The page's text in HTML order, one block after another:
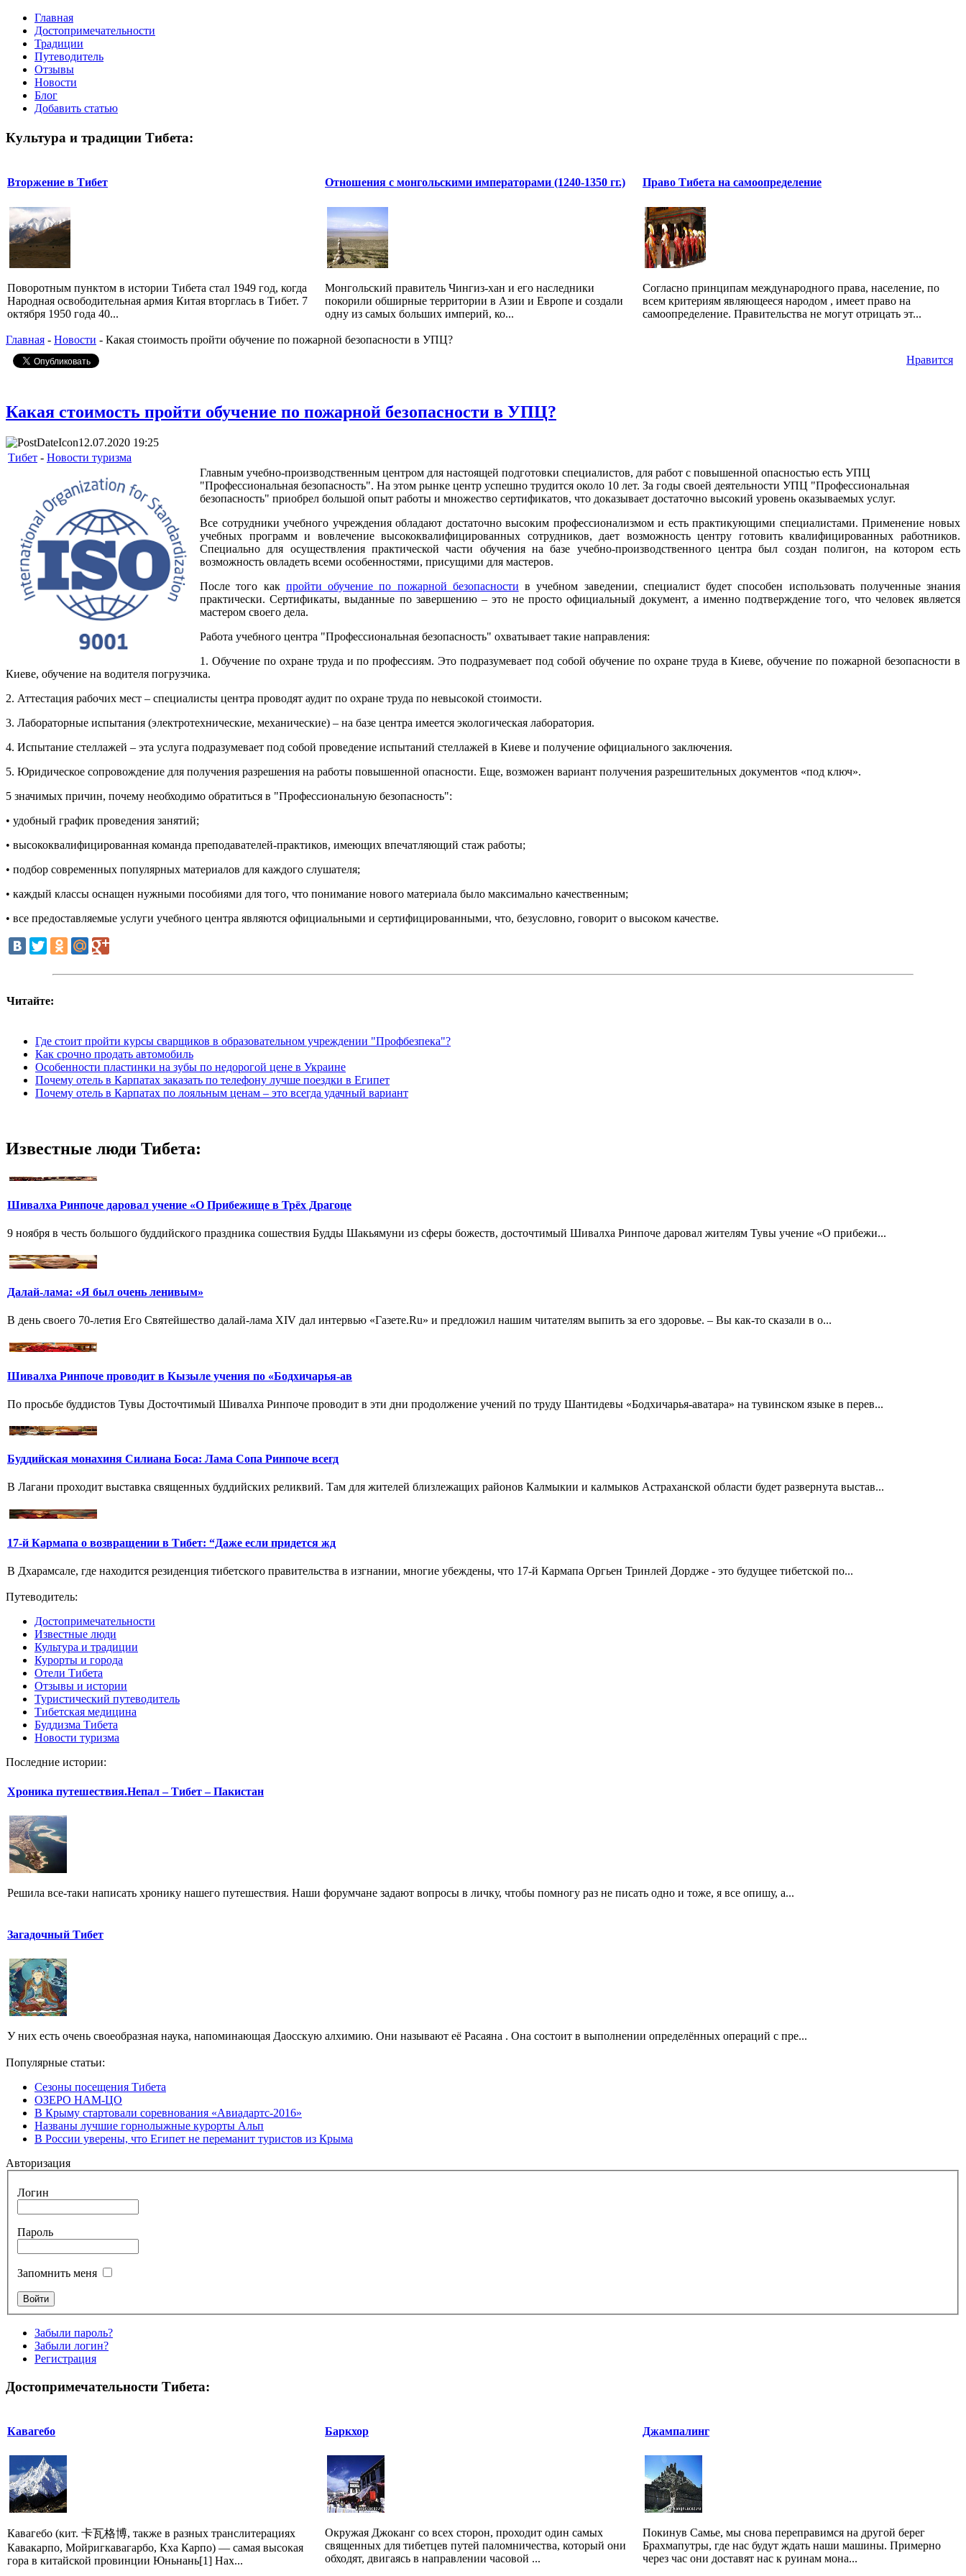
Главная
Достопримечательности
Традиции
Путеводитель
Отзывы
Новости
Блог
Добавить статью
Культура и традиции Тибета:
Вторжение в Тибет
Поворотным пунктом в истории Тибета стал 1949 год, когда
Народная освободительная армия Китая вторглась в Тибет. 7
октября 1950 года 40...
Отношения с монгольскими императорами (1240-1350 гг.)
Монгольский правитель Чингиз-хан и его наследники
покорили обширные территории в Азии и Европе и создали
одну из самых больших империй, ко...
Право Тибета на самоопределение
Согласно принципам международного права, население, по
всем критериям являющееся народом , имеет право на
самоопределение. Правительства не могут отрицать эт...
Главная - Новости - Какая стоимость пройти обучение по пожарной безопасности в УПЦ?
Нравится
Какая стоимость пройти обучение по пожарной безопасности в УПЦ?
12.07.2020 19:25
Тибет - Новости туризма
Главным учебно-производственным центром для настоящей подготовки специалистов, для работ с повышенной опасностью есть УПЦ
"Профессиональная безопасность". На этом рынке центр успешно трудится около 10 лет. За годы своей деятельности УПЦ "Профессиональная
безопасность" приобрел большой опыт работы и множество сертификатов, что доказывает достаточно высокий уровень оказываемых услуг.
Все сотрудники учебного учреждения обладают достаточно высоким профессионализмом и есть практикующими специалистами. Применение новых
учебных программ и вовлечение высококвалифицированных сотрудников, дает возможность центру готовить квалифицированных работников.
Специально для осуществления практической части обучения на базе учебно-производственного центра был создан полигон, на котором есть
возможность овладеть всеми особенностями, присущими для мастеров.
После того как пройти обучение по пожарной безопасности в учебном заведении, специалист будет способен использовать полученные знания
практически. Сертификаты, выданные по завершению – это не просто официальный документ, а именно подтверждение того, что человек является
мастером своего дела.
Работа учебного центра "Профессиональная безопасность" охватывает такие направления:
1. Обучение по охране труда и по профессиям. Это подразумевает под собой обучение по охране труда в Киеве, обучение по пожарной безопасности в
Киеве, обучение на водителя погрузчика.
2. Аттестация рабочих мест – специалисты центра проводят аудит по охране труда по невысокой стоимости.
3. Лабораторные испытания (электротехнические, механические) – на базе центра имеется экологическая лаборатория.
4. Испытание стеллажей – эта услуга подразумевает под собой проведение испытаний стеллажей в Киеве и получение официального заключения.
5. Юридическое сопровождение для получения разрешения на работы повышенной опасности. Еще, возможен вариант получения разрешительных документов «под ключ».
5 значимых причин, почему необходимо обратиться в "Профессиональную безопасность":
• удобный график проведения занятий;
• высококвалифицированная команда преподавателей-практиков, имеющих впечатляющий стаж работы;
• подбор современных популярных материалов для каждого слушателя;
• каждый классы оснащен нужными пособиями для того, что понимание нового материала было максимально качественным;
• все предоставляемые услуги учебного центра являются официальными и сертифицированными, что, безусловно, говорит о высоком качестве.
Читайте:
Где стоит пройти курсы сварщиков в образовательном учреждении "Профбезпека"?
Как срочно продать автомобиль
Особенности пластинки на зубы по недорогой цене в Украине
Почему отель в Карпатах заказать по телефону лучше поездки в Египет
Почему отель в Карпатах по лояльным ценам – это всегда удачный вариант
Известные люди Тибета:
Шивалха Ринпоче даровал учение «О Прибежище в Трёх Драгоце
9 ноября в честь большого буддийского праздника сошествия Будды Шакьямуни из сферы божеств, досточтимый Шивалха Ринпоче даровал жителям Тувы учение «О прибежи...
Далай-лама: «Я был очень ленивым»
В день своего 70-летия Его Святейшество далай-лама XIV дал интервью «Газете.Ru» и предложил нашим читателям выпить за его здоровье. – Вы как-то сказали в о...
Шивалха Ринпоче проводит в Кызыле учения по «Бодхичарья-ав
По просьбе буддистов Тувы Досточтимый Шивалха Ринпоче проводит в эти дни продолжение учений по труду Шантидевы «Бодхичарья-аватара» на тувинском языке в перев...
Буддийская монахиня Силиана Боса: Лама Сопа Ринпоче всегд
В Лагани проходит выставка священных буддийских реликвий. Там для жителей близлежащих районов Калмыкии и калмыков Астраханской области будет развернута выстав...
17-й Кармапа о возвращении в Тибет: “Даже если придется жд
В Дхарамсале, где находится резиденция тибетского правительства в изгнании, многие убеждены, что 17-й Кармапа Оргьен Тринлей Дордже - это будущее тибетской по...
Путеводитель:
Достопримечательности
Известные люди
Культура и традиции
Курорты и города
Отели Тибета
Отзывы и истории
Туристический путеводитель
Тибетская медицина
Буддизма Тибета
Новости туризма
Последние истории:
Хроника путешествия.Непал – Тибет – Пакистан
Решила все-таки написать хронику нашего путешествия. Наши форумчане задают вопросы в личку, чтобы помногу раз не писать одно и тоже, я все опишу, а...
Загадочный Тибет
У них есть очень своеобразная наука, напоминающая Даосскую алхимию. Они называют её Расаяна . Она состоит в выполнении определённых операций с пре...
Популярные статьи:
Сезоны посещения Тибета
ОЗЕРО НАМ-ЦО
В Крыму стартовали соревнования «Авиадартс-2016»
Названы лучшие горнолыжные курорты Альп
В России уверены, что Египет не переманит туристов из Крыма
Авторизация
Логин
Пароль
Запомнить меня
Забыли пароль?
Забыли логин?
Регистрация
Достопримечательности Тибета:
Кавагебо
Кавагебо (кит. 卡瓦格博, также в разных транслитерациях
Кавакарпо, Мойригкавагарбо, Кха Карпо) — самая высокая
гора в китайской провинции Юньнань[1] Нах...
Баркхор
Окружая Джоканг со всех сторон, проходит один самых
священных для тибетцев путей паломничества, который они
обходят, двигаясь в направлении часовой ...
Джампалинг
Покинув Самье, мы снова переправимся на другой берег
Брахмапутры, где нас будут ждать наши машины. Примерно
через час они доставят нас к руинам мона...